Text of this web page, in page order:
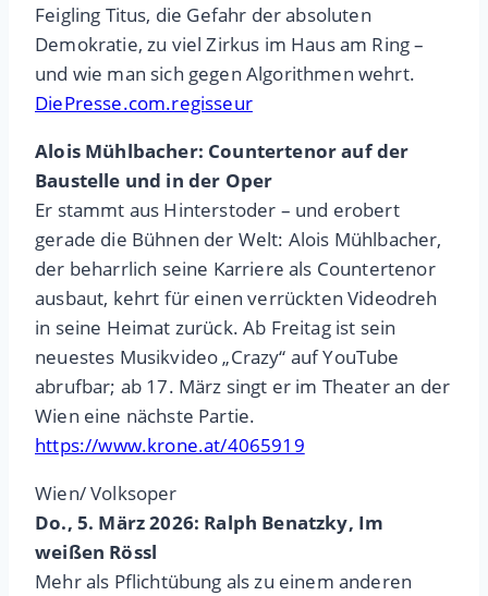
Feigling Titus, die Gefahr der absoluten
Demokratie, zu viel Zirkus im Haus am Ring –
und wie man sich gegen Algorithmen wehrt.
DiePresse.com.regisseur
Alois Mühlbacher: Countertenor auf der
Baustelle und in der Oper
Er stammt aus Hinterstoder – und erobert
gerade die Bühnen der Welt: Alois Mühlbacher,
der beharrlich seine Karriere als Countertenor
ausbaut, kehrt für einen verrückten Videodreh
in seine Heimat zurück. Ab Freitag ist sein
neuestes Musikvideo „Crazy“ auf YouTube
abrufbar; ab 17. März singt er im Theater an der
Wien eine nächste Partie.
https://www.krone.at/4065919
Wien/ Volksoper
Do., 5. März 2026: Ralph Benatzky, Im
weißen Rössl
Mehr als Pflichtübung als zu einem anderen